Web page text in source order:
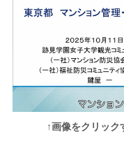
↑画像をクリック